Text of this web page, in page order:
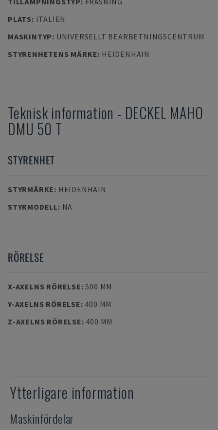
PLATS: ITALIEN
MASKINTYP: UNIVERSELLT BEARBETNINGSCENTRUM
STYRENHETENS MÄRKE: HEIDENHAIN
Teknisk information - DECKEL MAHO
DMU 50 T
STYRENHET
STYRMÄRKE: HEIDENHAIN
STYRMODELL: NA
RÖRELSE
X-AXELNS RÖRELSE:500 MM
Y-AXELNS RÖRELSE: 400 MM
Z-AXELNS RÖRELSE: 400 MM
Ytterligare information
Maskinfördelar